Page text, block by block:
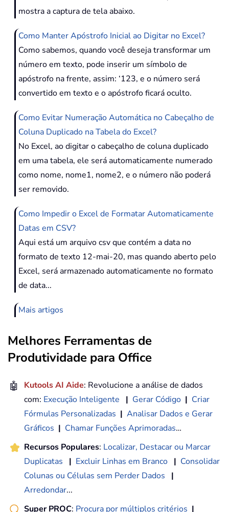
mostra a captura de tela abaixo.
Como Manter Apóstrofo Inicial ao Digitar no Excel?
Como sabemos, quando você deseja transformar um
número em texto, pode inserir um símbolo de
apóstrofo na frente, assim: ‘123, e o número será
convertido em texto e o apóstrofo ficará oculto.
Como Evitar Numeração Automática no Cabeçalho de
Coluna Duplicado na Tabela do Excel?
No Excel, ao digitar o cabeçalho de coluna duplicado
em uma tabela, ele será automaticamente numerado
como nome, nome1, nome2, e o número não poderá
ser removido.
Como Impedir o Excel de Formatar Automaticamente
Datas em CSV?
Aqui está um arquivo csv que contém a data no
formato de texto 12-mai-20, mas quando aberto pelo
Excel, será armazenado automaticamente no formato
de data...
Mais artigos
Melhores Ferramentas de
Produtividade para Office
🤖 Kutools AI Aide: Revolucione a análise de dados
com: Execução Inteligente | Gerar Código | Criar
Fórmulas Personalizadas | Analisar Dados e Gerar
Gráficos | Chamar Funções Aprimoradas…
Recursos Populares: Localizar, Destacar ou Marcar
Duplicatas
| Excluir Linhas em Branco | Consolidar
Colunas ou Células sem Perder Dados
|
Arredondar...
Super PROC: Procura por múltiplos critérios |